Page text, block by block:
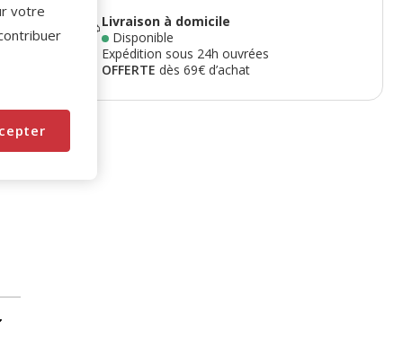
Livraison à domicile
Disponible
Expédition sous 24h ouvrées
OFFERTEdès 69€ d’achat
votre